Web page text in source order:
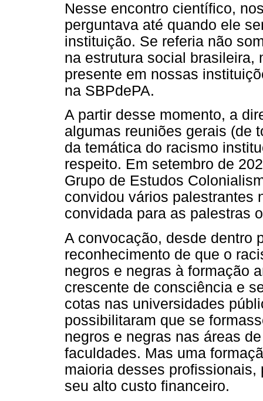
Nesse encontro científico,
perguntava até quando ele
instituição. Se referia não
na estrutura social brasileira,
presente em nossas
na SBPdePA.
A partir desse momento, a
algumas reuniões gerais (de
da temática do racismo
respeito. Em setembro de
Grupo de Estudos
convidou vários palestrantes
convidada para as palestras
A convocação, desde dentro
reconhecimento de que o
negros e negras à formação
crescente de consciência e
cotas nas universidades
possibilitaram que se
negros e negras nas áreas
faculdades. Mas uma
maioria desses
seu alto custo financeiro.